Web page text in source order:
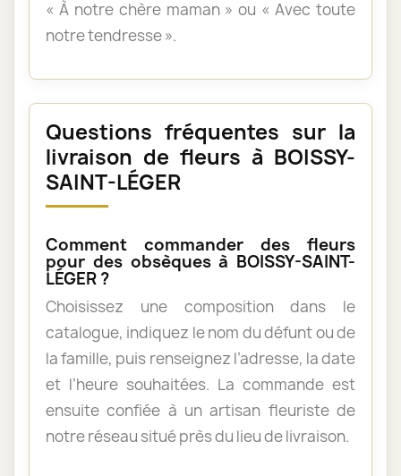
« À notre chère maman » ou « Avec toute
notre tendresse ».
Questions fréquentes sur la
livraison de fleurs à BOISSY-
SAINT-LÉGER
Comment commander des fleurs
pour des obsèques à BOISSY-SAINT-
LÉGER ?
Choisissez une composition dans le
catalogue, indiquez le nom du défunt ou de
la famille, puis renseignez l’adresse, la date
et l’heure souhaitées. La commande est
ensuite confiée à un artisan fleuriste de
notre réseau situé près du lieu de livraison.